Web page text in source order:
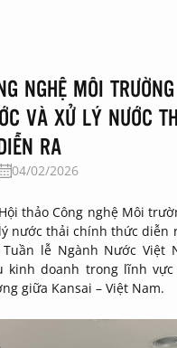
NGHỆ MÔI
VÀ XỬ LÝ NƯỚC
RA
04/02/2026
thảo Công nghệ Môi
nước thải chính thức diễn
lễ Ngành Nước Việt
kinh doanh trong lĩnh
giữa Kansai – Việt Nam.